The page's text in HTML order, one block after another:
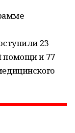
23
помощи и 77